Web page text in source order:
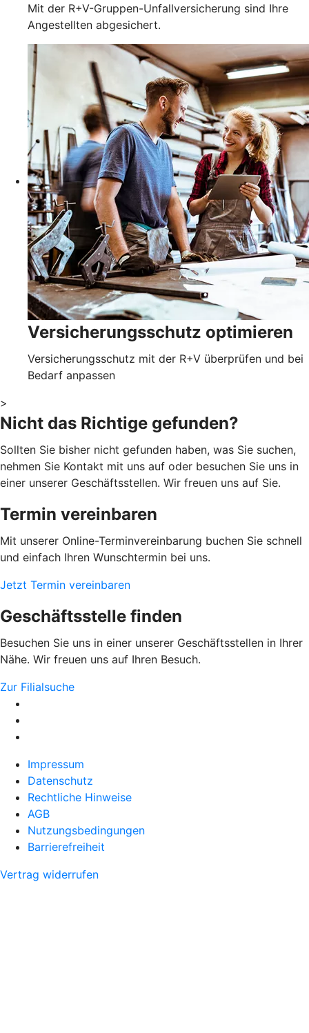
Mit der R+V-Gruppen-Unfallversicherung sind Ihre
Angestellten abgesichert.
Versicherungsschutz optimieren
Versicherungsschutz mit der R+V überprüfen und bei
Bedarf anpassen
>
Nicht das Richtige gefunden?
Sollten Sie bisher nicht gefunden haben, was Sie suchen,
nehmen Sie Kontakt mit uns auf oder besuchen Sie uns in
einer unserer Geschäftsstellen. Wir freuen uns auf Sie.
Termin vereinbaren
Mit unserer Online-Terminvereinbarung buchen Sie schnell
und einfach Ihren Wunschtermin bei uns.
Jetzt Termin vereinbaren
Geschäftsstelle finden
Besuchen Sie uns in einer unserer Geschäftsstellen in Ihrer
Nähe. Wir freuen uns auf Ihren Besuch.
Zur Filialsuche
Impressum
Datenschutz
Rechtliche Hinweise
AGB
Nutzungsbedingungen
Barrierefreiheit
Vertrag widerrufen